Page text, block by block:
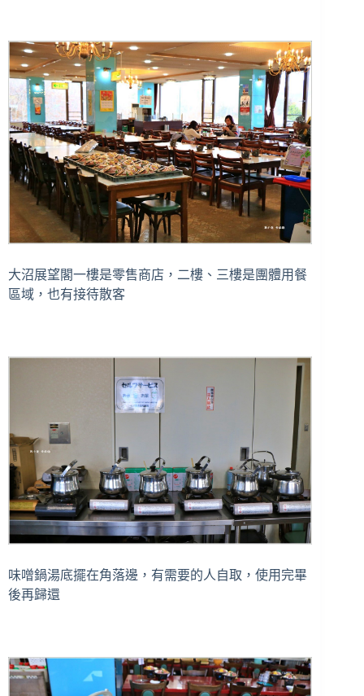
大沼展望閣一樓是零售商店，二樓、三樓是團體用餐
區域，也有接待散客
味噌鍋湯底擺在角落邊，有需要的人自取，使用完畢
後再歸還